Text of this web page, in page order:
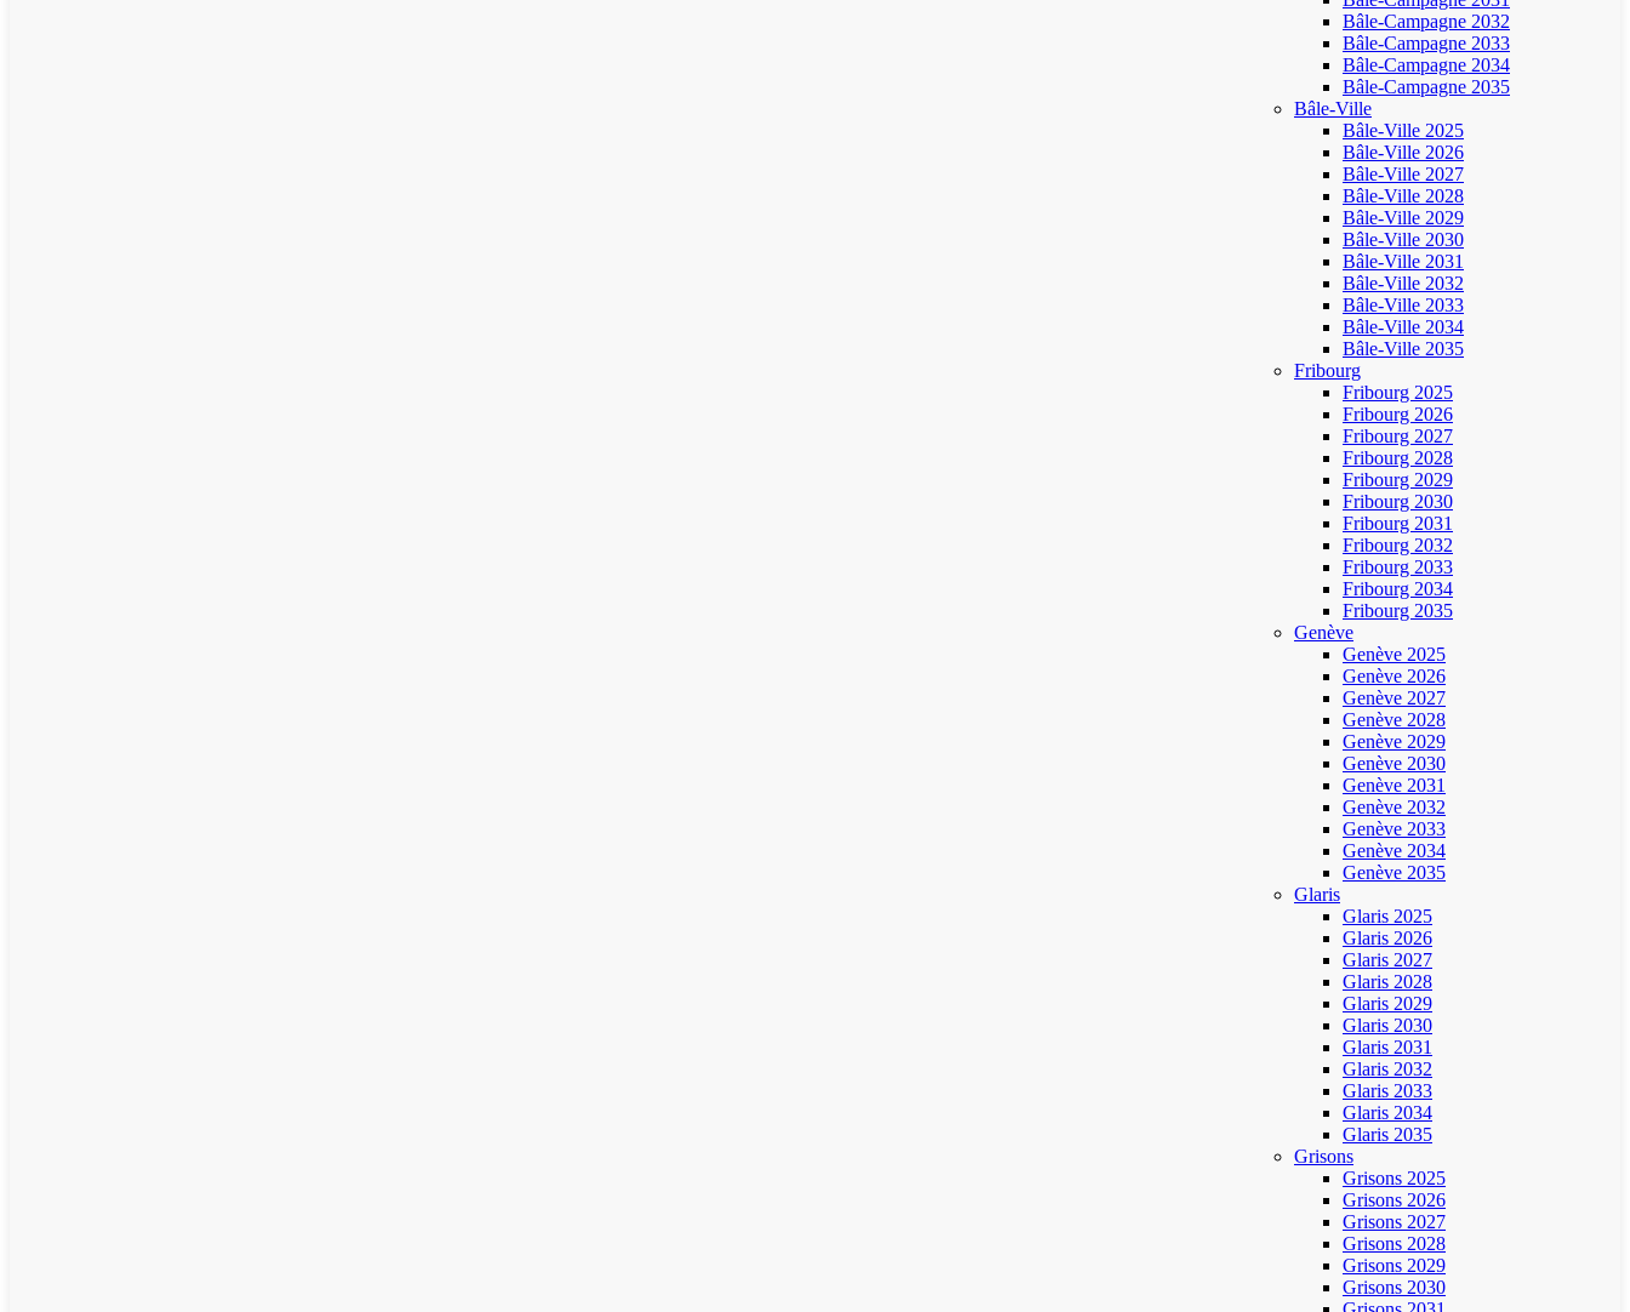
Bâle-Campagne 2032
Bâle-Campagne 2033
Bâle-Campagne 2034
Bâle-Campagne 2035
Bâle-Ville
Bâle-Ville 2025
Bâle-Ville 2026
Bâle-Ville 2027
Bâle-Ville 2028
Bâle-Ville 2029
Bâle-Ville 2030
Bâle-Ville 2031
Bâle-Ville 2032
Bâle-Ville 2033
Bâle-Ville 2034
Bâle-Ville 2035
Fribourg
Fribourg 2025
Fribourg 2026
Fribourg 2027
Fribourg 2028
Fribourg 2029
Fribourg 2030
Fribourg 2031
Fribourg 2032
Fribourg 2033
Fribourg 2034
Fribourg 2035
Genève
Genève 2025
Genève 2026
Genève 2027
Genève 2028
Genève 2029
Genève 2030
Genève 2031
Genève 2032
Genève 2033
Genève 2034
Genève 2035
Glaris
Glaris 2025
Glaris 2026
Glaris 2027
Glaris 2028
Glaris 2029
Glaris 2030
Glaris 2031
Glaris 2032
Glaris 2033
Glaris 2034
Glaris 2035
Grisons
Grisons 2025
Grisons 2026
Grisons 2027
Grisons 2028
Grisons 2029
Grisons 2030